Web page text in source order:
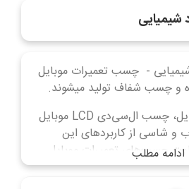
شیمیایی
- چسب تعمیرات موبایل
و چسب شفاف تولید میشوند.
چسب زیر باتری موبایل، چسب ال‌سی‌دی LCD موبایل
و شاسی از کاربردهای این
چسب‌های تعمیرات موبایل
در برابر حرارت و دمای آنها
ادامه مطلب